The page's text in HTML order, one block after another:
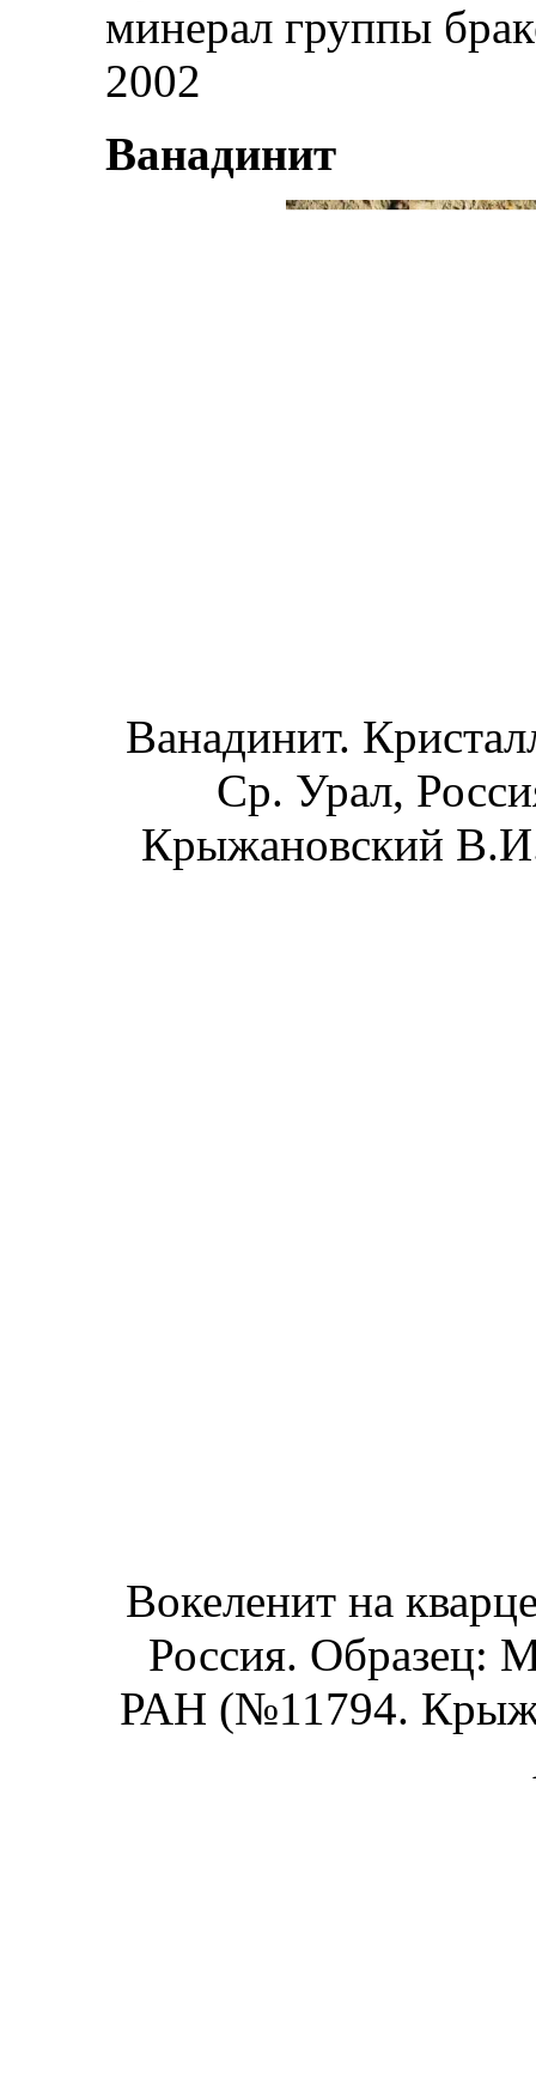
минерал группы
2002
Ванадинит
Ванадинит.
Ср. Урал,
Крыжановский
Вокеленит на
Россия. Образец:
РАН (№11794.